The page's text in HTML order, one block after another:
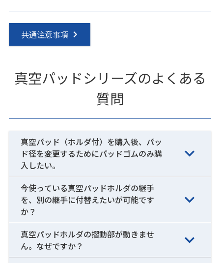
共通注意事項
真空パッドシリーズのよくある
質問
真空パッド（ホルダ付）を購入後、パッ
ド径を変更するためにパッドゴムのみ購
入したい。
今使っている真空パッドホルダの継手
を、別の継手に付替えたいが可能です
か？
真空パッドホルダの摺動部が動きませ
ん。なぜですか？